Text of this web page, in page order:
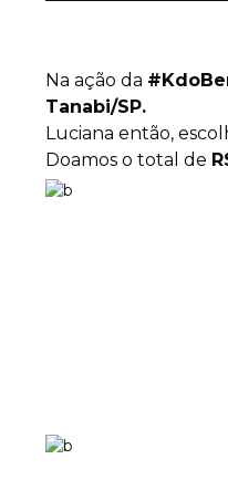
Na ação da
Tanabi/SP.
Luciana então,
Doamos o total de